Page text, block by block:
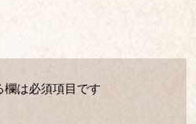
欄は必須項目です